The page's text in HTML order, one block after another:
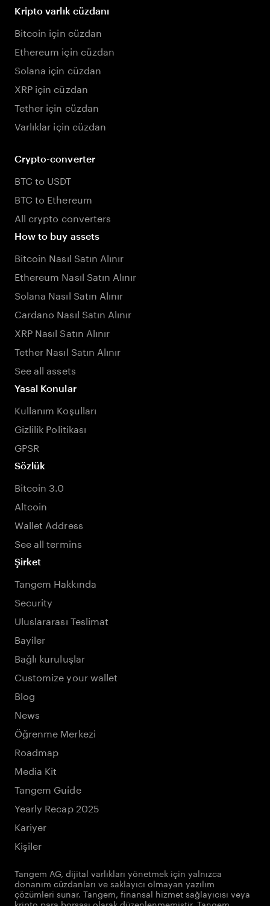
Kripto varlık cüzdanı
Bitcoin için cüzdan
Ethereum için cüzdan
Solana için cüzdan
XRP için cüzdan
Tether için cüzdan
Varlıklar için cüzdan
Crypto-converter
BTC to USDT
BTC to Ethereum
All crypto converters
How to buy assets
Bitcoin Nasıl Satın Alınır
Ethereum Nasıl Satın Alınır
Solana Nasıl Satın Alınır
Cardano Nasıl Satın Alınır
XRP Nasıl Satın Alınır
Tether Nasıl Satın Alınır
See all assets
Yasal Konular
Kullanım Koşulları
Gizlilik Politikası
GPSR
Sözlük
Bitcoin 3.0
Altcoin
Wallet Address
See all termins
Şirket
Tangem Hakkında
Security
Uluslararası Teslimat
Bayiler
Bağlı kuruluşlar
Customize your wallet
Blog
News
Öğrenme Merkezi
Roadmap
Media Kit
Tangem Guide
Yearly Recap 2025
Kariyer
Kişiler
Tangem AG, dijital varlıkları yönetmek için yalnızca
donanım cüzdanları ve saklayıcı olmayan yazılım
çözümleri sunar. Tangem, finansal hizmet sağlayıcısı veya